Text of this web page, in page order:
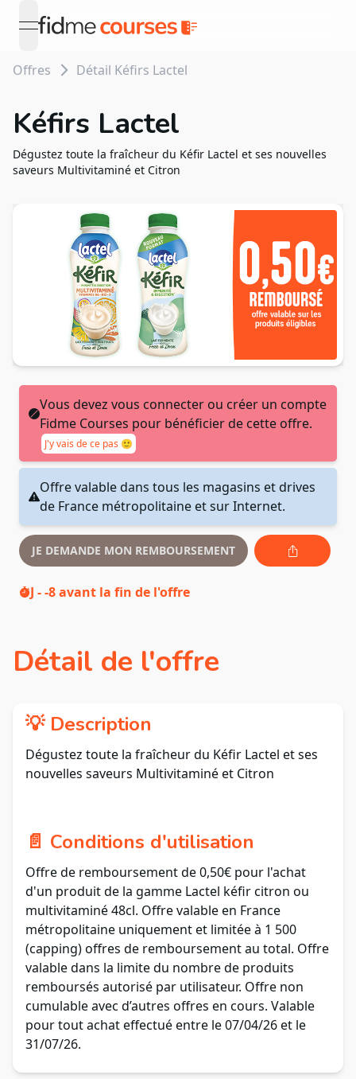
open navigation menu
Offres Détail Kéfirs Lactel
Kéfirs Lactel
Dégustez toute la fraîcheur du Kéfir Lactel et ses nouvelles
saveurs Multivitaminé et Citron
JE DEMANDE MON REMBOURSEMENT
Offre valable dans tous les magasins et drives
de France métropolitaine et sur Internet.
Vous devez vous connecter ou créer un compte
Fidme Courses pour bénéficier de cette offre.
J'y vais de ce pas 🙂
J - -8avant la fin de l'offre
Détail de l'offre
💡 Description
Dégustez toute la fraîcheur du Kéfir Lactel et ses
nouvelles saveurs Multivitaminé et Citron
📄 Conditions d'utilisation
Offre de remboursement de 0,50€ pour l'achat
d'un produit de la gamme Lactel kéfir citron ou
multivitaminé 48cl. Offre valable en France
métropolitaine uniquement et limitée à 1 500
(capping) offres de remboursement au total. Offre
valable dans la limite du nombre de produits
remboursés autorisé par utilisateur. Offre non
cumulable avec d’autres offres en cours. Valable
pour tout achat effectué entre le 07/04/26 et le
31/07/26.